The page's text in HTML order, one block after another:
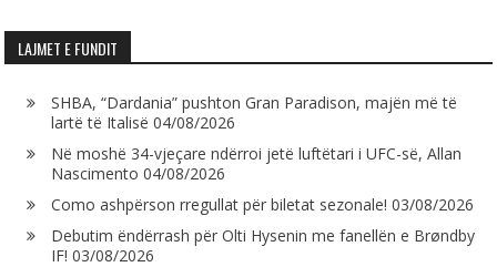
LAJMET E FUNDIT
SHBA, “Dardania” pushton Gran Paradison, majën më të
lartë të Italisë 04/08/2026
Në moshë 34-vjeçare ndërroi jetë luftëtari i UFC-së, Allan
Nascimento 04/08/2026
Como ashpërson rregullat për biletat sezonale! 03/08/2026
Debutim ëndërrash për Olti Hysenin me fanellën e Brøndby
IF! 03/08/2026